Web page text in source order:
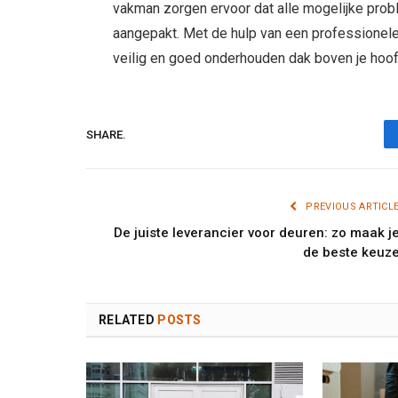
vakman zorgen ervoor dat alle mogelijke
aangepakt. Met de hulp van een
veilig en goed onderhouden dak boven je
SHARE.
PREVIOUS
De juiste leverancier voor deuren: zo maak
de beste
RELATED POSTS